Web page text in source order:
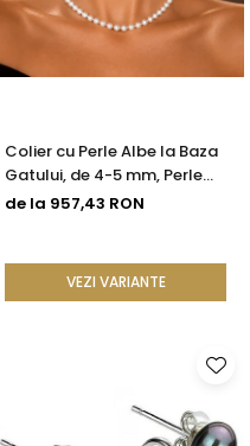
Colier cu Perle Albe la Baza
Gatului, de 4-5 mm, Perle
Rare, Calitate AAA+, Aur 14K
de la 957,43 RON
VEZI VARIANTE